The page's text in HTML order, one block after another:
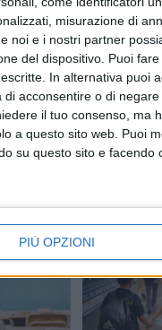
misurazione di
noi e i nostri partner
del dispositivo. Puoi
In alternativa puoi
acconsentire o di negare
il tuo consenso, ma
a questo sito web. Puoi
su questo sito e facendo
PIÙ OPZIONI
scontare